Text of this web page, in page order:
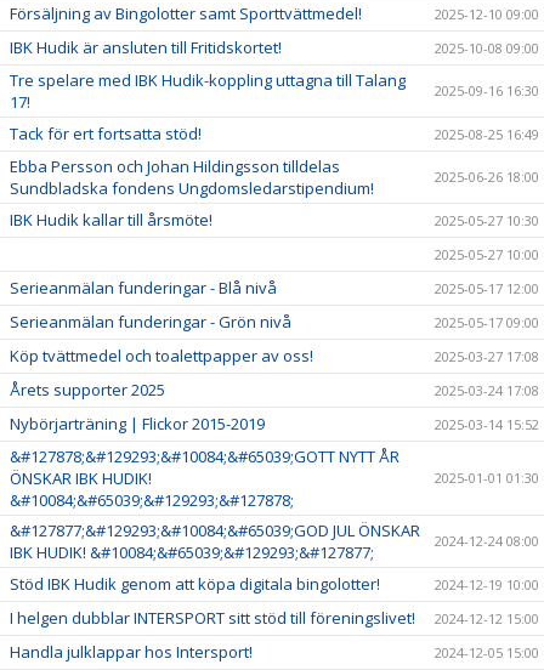
Försäljning av Bingolotter samt Sporttvättmedel! 2025-12-10 09:00
IBK Hudik är ansluten till Fritidskortet! 2025-10-08 09:00
Tre spelare med IBK Hudik-koppling uttagna till Talang
17!
2025-09-16 16:30
Tack för ert fortsatta stöd! 2025-08-25 16:49
Ebba Persson och Johan Hildingsson tilldelas
Sundbladska fondens Ungdomsledarstipendium!
2025-06-26 18:00
IBK Hudik kallar till årsmöte!
2025-05-27 10:30
2025-05-27 10:00
Serieanmälan funderingar - Blå nivå 2025-05-17 12:00
Serieanmälan funderingar - Grön nivå 2025-05-17 09:00
Köp tvättmedel och toalettpapper av oss! 2025-03-27 17:08
Årets supporter 2025 2025-03-24 17:08
Nybörjarträning | Flickor 2015-2019 2025-03-14 15:52
&#127878;&#129293;&#10084;&#65039;GOTT NYTT ÅR
ÖNSKAR IBK HUDIK!
&#10084;&#65039;&#129293;&#127878;
2025-01-01 01:30
&#127877;&#129293;&#10084;&#65039;GOD JUL ÖNSKAR
IBK HUDIK! &#10084;&#65039;&#129293;&#127877;
2024-12-24 08:00
Stöd IBK Hudik genom att köpa digitala bingolotter! 2024-12-19 10:00
I helgen dubblar INTERSPORT sitt stöd till föreningslivet! 2024-12-12 15:00
Handla julklappar hos Intersport! 2024-12-05 15:00